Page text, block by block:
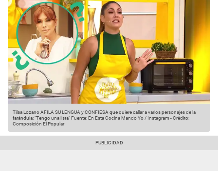
Tilsa Lozano AFILA SU LENGUA y CONFIESA que quiere callar a varios personajes de la
farándula: "Tengo una lista"Fuente: En Esta Cocina Mando Yo / Instagram -Crédito:
Composición El Popular